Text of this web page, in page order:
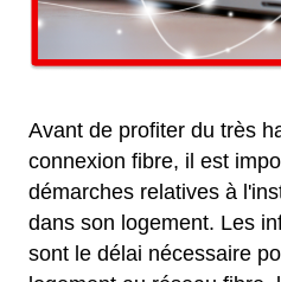
Avant de profiter du très
connexion fibre, il est
démarches relatives à
dans son logement. Les
sont le délai nécessaire